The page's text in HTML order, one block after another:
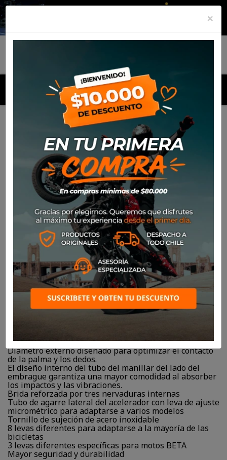
MENU
Productos Equipamiento Puño Ufo Lock On Grip
Puño Ufo Lock On Grip
MA01828
$29.900
Escritura interna hacia arriba para una perfecta
alineación con el manillar
Fácil instalación gracias al sistema Lock-on
Máxima sensibilidad gracias al diseño de diamante.
Diámetro externo diseñado para optimizar el contacto
de la palma y los dedos.
El diseño interno del tubo del manillar del lado del
embrague garantiza una mayor comodidad al absorber
los impactos y las vibraciones.
Brida reforzada por tres nervaduras internas
Tubo de agarre lateral del acelerador con leva de ajuste
micrométrico para adaptarse a varios modelos
Tornillo de sujeción de acero inoxidable
8 levas diferentes para adaptarse a la mayoría de las
bicicletas
3 levas diferentes específicas para motos BETA
Mayor seguridad y durabilidad
×